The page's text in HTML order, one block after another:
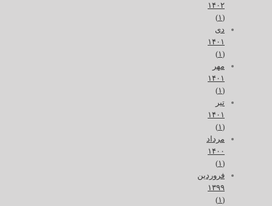
۱۴۰۲
(۱)
دی
۱۴۰۱
(۱)
مهر
۱۴۰۱
(۱)
تیر
۱۴۰۱
(۱)
مرداد
۱۴۰۰
(۱)
فروردین
۱۳۹۹
(۱)